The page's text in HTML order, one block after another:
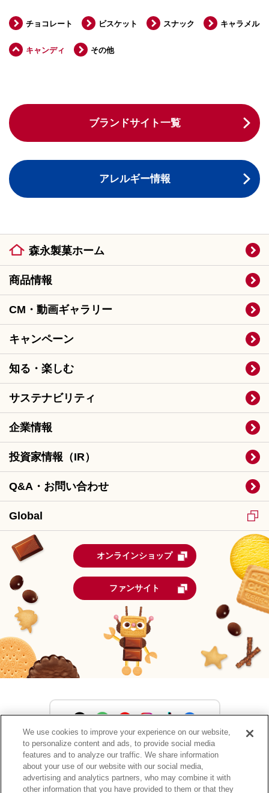
チョコレート ビスケット スナック キャラメル
キャンディ その他
ブランドサイト一覧
アレルギー情報
森永製菓ホーム
商品情報
CM・動画ギャラリー
キャンペーン
知る・楽しむ
サステナビリティ
企業情報
投資家情報（IR）
Q&A・お問い合わせ
Global
オンラインショップ
ファンサイト
森永製菓公式アカウント一覧
We use cookies to improve your experience on our website,
to personalize content and ads, to provide social media
features and to analyze our traffic. We share information
about your use of our website with our social media,
advertising and analytics partners, who may combine it with
other information that you have provided to them or that they